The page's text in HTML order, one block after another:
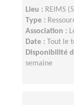
Lieu : REIMS
Type :
Association :
Date :
Tout le
Disponibilité
semaine